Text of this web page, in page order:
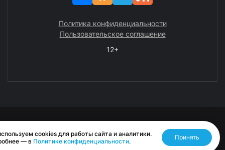
Политика конфиденциальности
Пользовательское соглашение
12+
Разработано RASA
cookies для работы сайта и аналитики.
— в Политике конфиденциальности.
Принять